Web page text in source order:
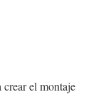
crear el montaje